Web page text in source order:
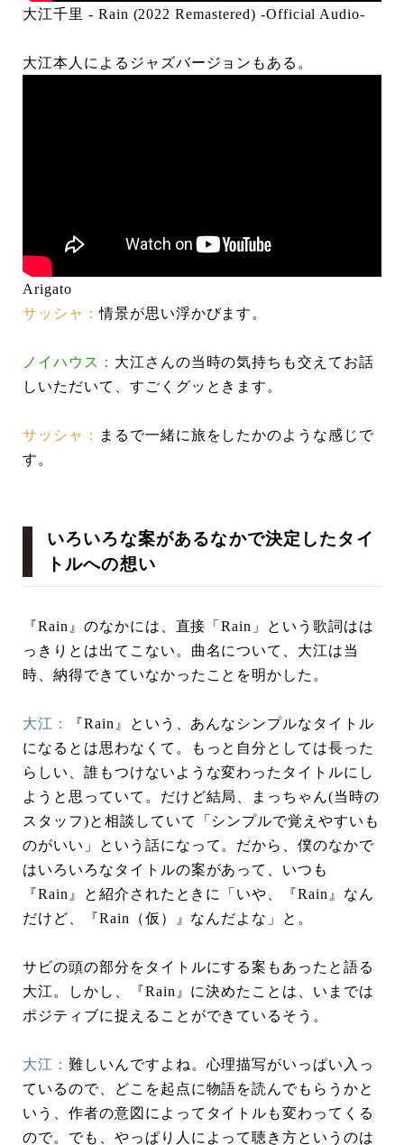
大江千里 - Rain (2022 Remastered) -Official Audio-
大江本人によるジャズバージョンもある。
Arigato
サッシャ：情景が思い浮かびます。
ノイハウス： 大江さんの当時の気持ちも交えてお話
しいただいて、すごくグッときます。
サッシャ：
まるで一緒に旅をしたかのような感じで
す。
いろいろな案があるなかで決定したタイ
トルへの想い
『Rain』のなかには、直接「Rain」という歌詞はは
っきりとは出てこない。曲名について、大江は当
時、納得できていなかったことを明かした。
大江：
『Rain』という、あんなシンプルなタイトル
になるとは思わなくて。もっと自分としては長った
らしい、誰もつけないような変わったタイトルにし
ようと思っていて。だけど結局、まっちゃん(当時の
スタッフ)と相談していて「シンプルで覚えやすいも
のがいい」という話になって。だから、僕のなかで
はいろいろなタイトルの案があって、いつも
『Rain』と紹介されたときに「いや、『Rain』なん
だけど、『Rain（仮）』なんだよな」と。
サビの頭の部分をタイトルにする案もあったと語る
大江。しかし、『Rain』に決めたことは、いまでは
ポジティブに捉えることができているそう。
大江： 難しいんですよね。心理描写がいっぱい入っ
ているので、どこを起点に物語を読んでもらうかと
いう、作者の意図によってタイトルも変わってくる
ので。でも、やっぱり人によって聴き方というのは